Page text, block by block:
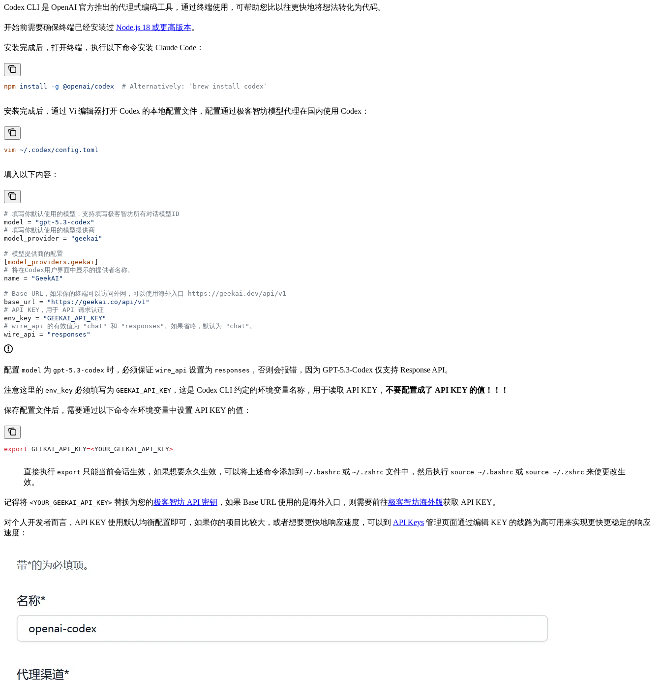
Codex CLI 是 OpenAI 官方推出的代理式编码工具，通过终端使用，可帮助您比以往更快地将想法转化为代码。
开始前需要确保终端已经安装过 Node.js 18 或更高版本。
安装完成后，打开终端，执行以下命令安装 Claude Code：
npm install -g @openai/codex
  # Alternatively: `brew install codex`
安装完成后，通过 Vi 编辑器打开 Codex 的本地配置文件，配置通过极客智坊模型代理在国内使用 Codex：
vim ~/.codex/config.toml
填入以下内容：
# 填写你默认使用的模型，支持填写极客智坊所有对话模型ID
model =
"gpt-5.3-codex"
# 填写你默认使用的模型提供商
model_provider = "geekai"
# 模型提供商的配置
model_providers . geekai
# 将在Codex用户界面中显示的提供者名称。
name = "GeekAI"
# Base URL，如果你的终端可以访问外网，可以使用海外入口 https://geekai.dev/api/v1
base_url =
"https://geekai.co/api/v1"
# API KEY，用于 API 请求认证
env_key =
"GEEKAI_API_KEY"
# wire_api 的有效值为 "chat" 和 "responses"。如果省略，默认为 "chat"。
wire_api = "responses"
配置 model 为 gpt-5.3-codex 时，必须保证 wire_api 设置为 responses ，否则会报错，因为 GPT-5.3-Codex 仅支持 Response API。
注意这里的 env_key 必须填写为 GEEKAI_API_KEY ，这是 Codex CLI 约定的环境变量名称，用于读取 API KEY， 不要配置成了 API KEY 的值！！！
保存配置文件后，需要通过以下命令在环境变量中设置 API KEY 的值：
export GEEKAI_API_KEY=<YOUR_GEEKAI_API_KEY>
直接执行 export 只能当前会话生效，如果想要永久生效，可以将上述命令添加到 ~/.bashrc 或 ~/.zshrc 文件中，然后执行 source ~/.bashrc 或 source ~/.zshrc 来使更改生
效。
记得将 <YOUR_GEEKAI_API_KEY> 替换为您的极客智坊 API 密钥 ，如果 Base URL 使用的是海外入口，则需要前往极客智坊海外版获取 API KEY。
对个人开发者而言，API KEY 使用默认均衡配置即可，如果你的项目比较大，或者想要更快地响应速度，可以到 API Keys 管理页面通过编辑 KEY 的线路为高可用来实现更快更稳定的响应
速度：